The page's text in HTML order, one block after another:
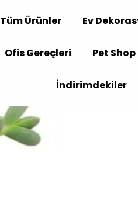
Tüm Ürünler Ev
Ofis Gereçleri Pet Shop
İndirimdekiler